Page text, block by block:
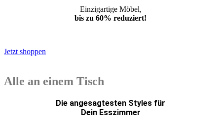
Einzigartige Möbel,
bis zu 60% reduziert!
Jetzt shoppen
Alle an einem Tisch
Die angesagtesten Styles für
Dein Esszimmer